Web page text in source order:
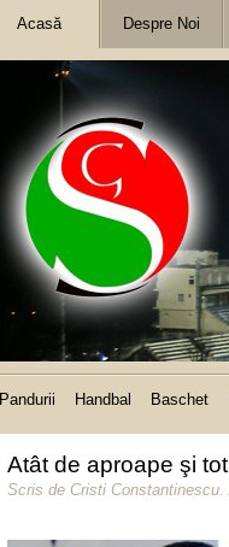
Acasă Despre Noi
Pandurii Handbal Baschet
Atât de aproape şi
Scris de Cristi Constantinescu.